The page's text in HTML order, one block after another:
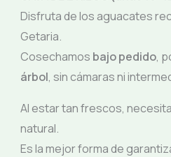
Disfruta de los aguacates
Getaria.
Cosechamos bajo pedido,
árbol, sin cámaras ni
Al estar tan frescos,
natural.
Es la mejor forma de